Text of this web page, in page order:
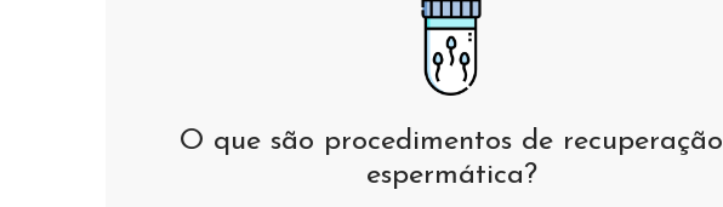
O que são procedimentos de recuperação
espermática?